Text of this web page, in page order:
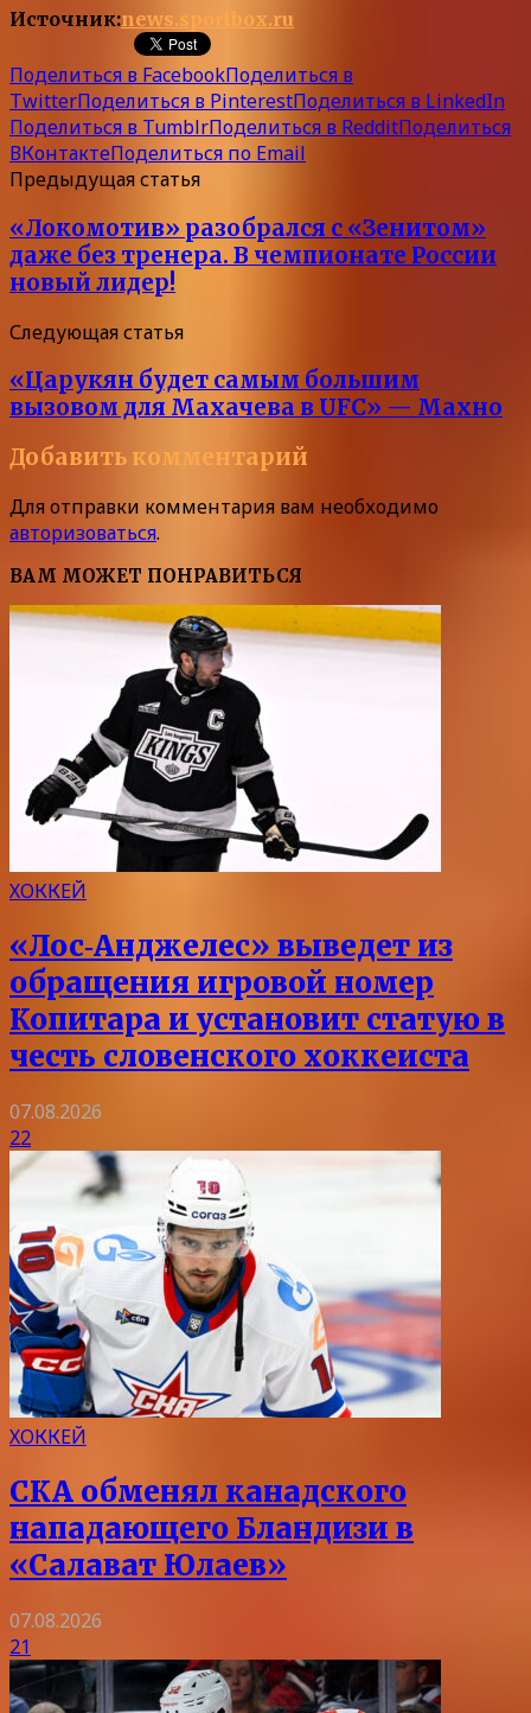
Источник:news.sportbox.ru
Поделиться в FacebookПоделиться в
TwitterПоделиться в PinterestПоделиться в LinkedIn
Поделиться в TumblrПоделиться в RedditПоделиться
ВКонтактеПоделиться по Email
Предыдущая статья
«Локомотив» разобрался с «Зенитом»
даже без тренера. В чемпионате России
новый лидер!
Следующая статья
«Царукян будет самым большим
вызовом для Махачева в UFC» — Махно
Добавить комментарий
Для отправки комментария вам необходимо
авторизоваться.
ВАМ МОЖЕТ ПОНРАВИТЬСЯ
ХОККЕЙ
«Лос‑Анджелес» выведет из
обращения игровой номер
Копитара и установит статую в
честь словенского хоккеиста
07.08.2026
22
ХОККЕЙ
СКА обменял канадского
нападающего Бландизи в
«Салават Юлаев»
07.08.2026
21